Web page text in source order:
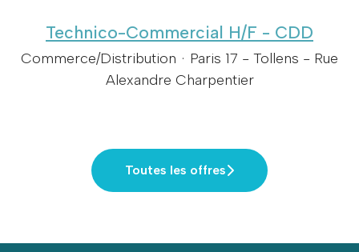
Technico-Commercial H/F - CDD
Commerce/Distribution · Paris 17 - Tollens - Rue
Alexandre Charpentier
Toutes les offres